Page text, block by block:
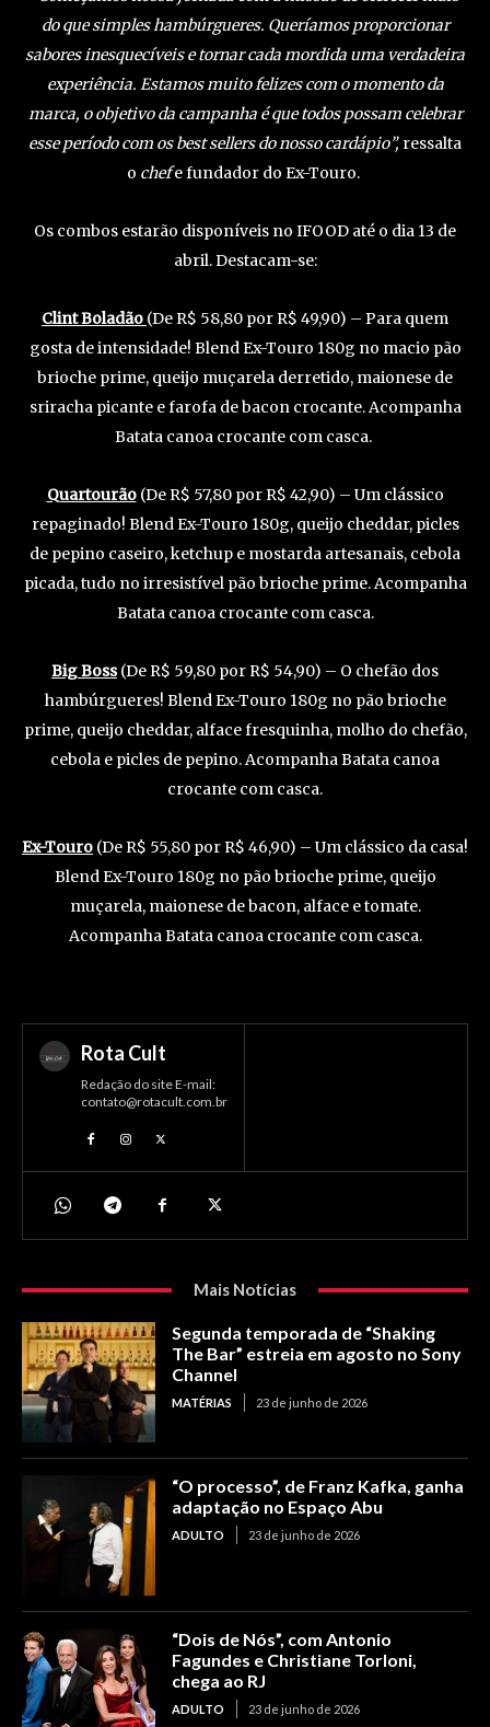
do que simples hambúrgueres. Queríamos proporcionar
sabores inesquecíveis e tornar cada mordida uma verdadeira
experiência. Estamos muito felizes com o momento da
marca, o objetivo da campanha é que todos possam celebrar
esse período com os best sellers do nosso cardápio”, ressalta
o chefe fundador do Ex-Touro.
Os combos estarão disponíveis no IFOOD até o dia 13 de
abril. Destacam-se:
Clint Boladão (De R$ 58,80 por R$ 49,90) – Para quem
gosta de intensidade! Blend Ex-Touro 180g no macio pão
brioche prime, queijo muçarela derretido, maionese de
sriracha picante e farofa de bacon crocante. Acompanha
Batata canoa crocante com casca.
Quartourão(De R$ 57,80 por R$ 42,90) – Um clássico
repaginado! Blend Ex-Touro 180g, queijo cheddar, picles
de pepino caseiro, ketchup e mostarda artesanais, cebola
picada, tudo no irresistível pão brioche prime. Acompanha
Batata canoa crocante com casca.
Big Boss(De R$ 59,80 por R$ 54,90) – O chefão dos
hambúrgueres! Blend Ex-Touro 180g no pão brioche
prime, queijo cheddar, alface fresquinha, molho do chefão,
cebola e picles de pepino. Acompanha Batata canoa
crocante com casca.
Ex-Touro (De R$ 55,80 por R$ 46,90) – Um clássico da casa!
Blend Ex-Touro 180g no pão brioche prime, queijo
muçarela, maionese de bacon, alface e tomate.
Acompanha Batata canoa crocante com casca.
Rota Cult
Redação do site E-mail:
contato@rotacult.com.br
Mais Notícias
Segunda temporada de “Shaking
The Bar” estreia em agosto no Sony
Channel
MATÉRIAS 23 de junho de 2026
“O processo”, de Franz Kafka, ganha
adaptação no Espaço Abu
ADULTO 23 de junho de 2026
“Dois de Nós”, com Antonio
Fagundes e Christiane Torloni,
chega ao RJ
ADULTO 23 de junho de 2026